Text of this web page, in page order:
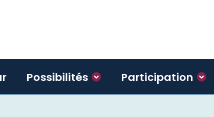
Possibilités Participation